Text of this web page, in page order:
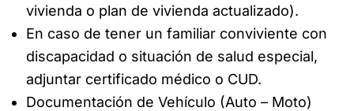
vivienda o plan de vivienda actualizado).
En caso de tener un familiar conviviente con
discapacidad o situación de salud especial,
adjuntar certificado médico o CUD.
Documentación de Vehículo (Auto – Moto)